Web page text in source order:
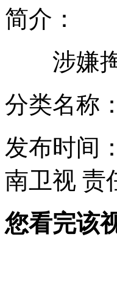
女子毒瘾发作 闯进
14岁少女患早衰症
简介：
涉嫌掏
分类名称：
发布时间
南卫视 责
您看完该